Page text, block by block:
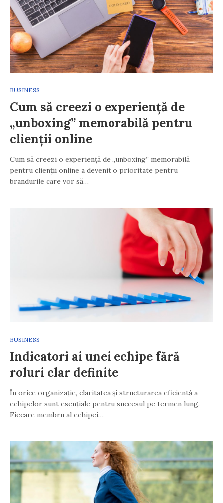
BUSINESS
Cum să creezi o experiență de
„unboxing” memorabilă pentru
clienții online
Cum să creezi o experiență de „unboxing” memorabilă
pentru clienții online a devenit o prioritate pentru
brandurile care vor să…
BUSINESS
Indicatori ai unei echipe fără
roluri clar definite
În orice organizație, claritatea și structurarea eficientă a
echipelor sunt esențiale pentru succesul pe termen lung.
Fiecare membru al echipei…